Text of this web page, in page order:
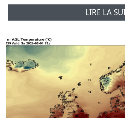
LIRE LA